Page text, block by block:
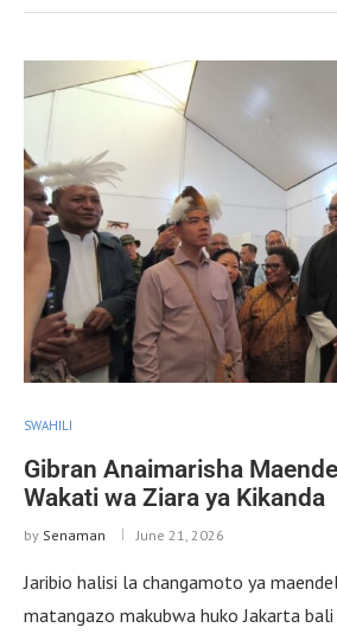
SWAHILI
Gibran Anaimarisha
Wakati wa Ziara ya Kikanda
by Senaman June 21, 2026
Jaribio halisi la changamoto ya
matangazo makubwa huko Jakarta